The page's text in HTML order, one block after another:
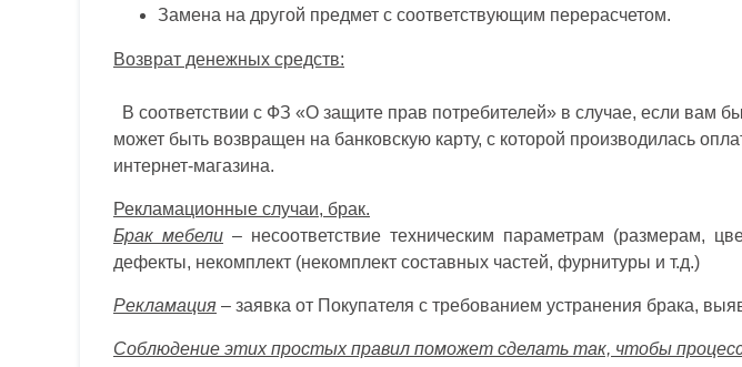
Замена на другой предмет с соответствующим перерасчетом.
Возврат денежных средств:
В соответствии с ФЗ «О защите прав потребителей» в случае, если вам
может быть возвращен на банковскую карту, с которой производилась
интернет-магазина.
Рекламационные случаи, брак.
Брак мебели – несоответствие техническим параметрам (размерам,
дефекты, некомплект (некомплект составных частей, фурнитуры и т.д.)
Рекламация – заявка от Покупателя с требованием устранения брака,
Соблюдение этих простых правил поможет сделать так, чтобы